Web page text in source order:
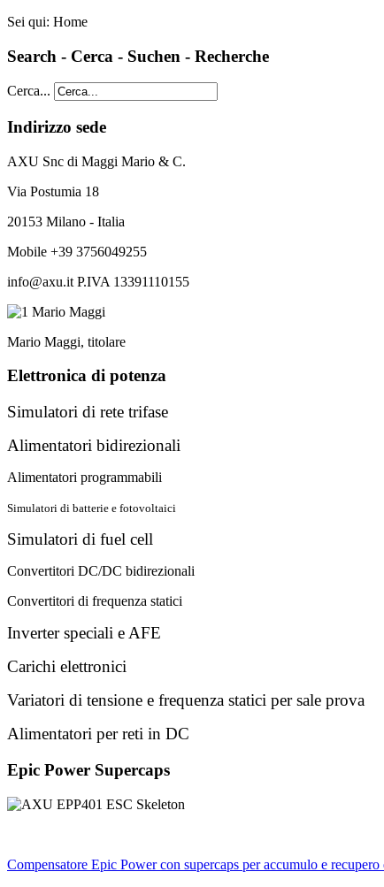
Sei qui: Home
Search - Cerca - Suchen - Recherche
Cerca...
Indirizzo sede
AXU Snc di Maggi Mario & C.
Via Postumia 18
20153 Milano - Italia
Mobile +39 3756049255
info@axu.it P.IVA 13391110155
Mario Maggi, titolare
Elettronica di potenza
Simulatori di rete trifase
Alimentatori bidirezionali
Alimentatori programmabili
Simulatori di batterie e fotovoltaici
Simulatori di fuel cell
Convertitori DC/DC bidirezionali
Convertitori di frequenza statici
Inverter speciali e AFE
Carichi elettronici
Variatori di tensione e frequenza statici per sale prova
Alimentatori per reti in DC
Epic Power Supercaps
Compensatore Epic Power con supercaps per accumulo e recupero